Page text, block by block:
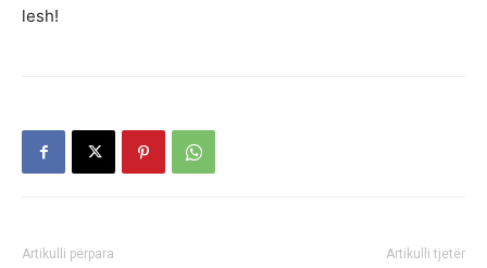
lesh!
Artikulli përpara Artikulli tjetër